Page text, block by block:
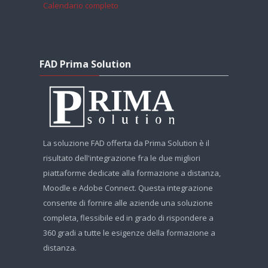
Calendario completo
FAD Prima Solution
La soluzione FAD offerta da Prima Solution è il
risultato dell'integrazione fra le due migliori
piattaforme dedicate alla formazione a distanza,
Moodle e Adobe Connect. Questa integrazione
consente di fornire alle aziende una soluzione
completa, flessibile ed in grado di rispondere a
360 gradi a tutte le esigenze della formazione a
distanza.